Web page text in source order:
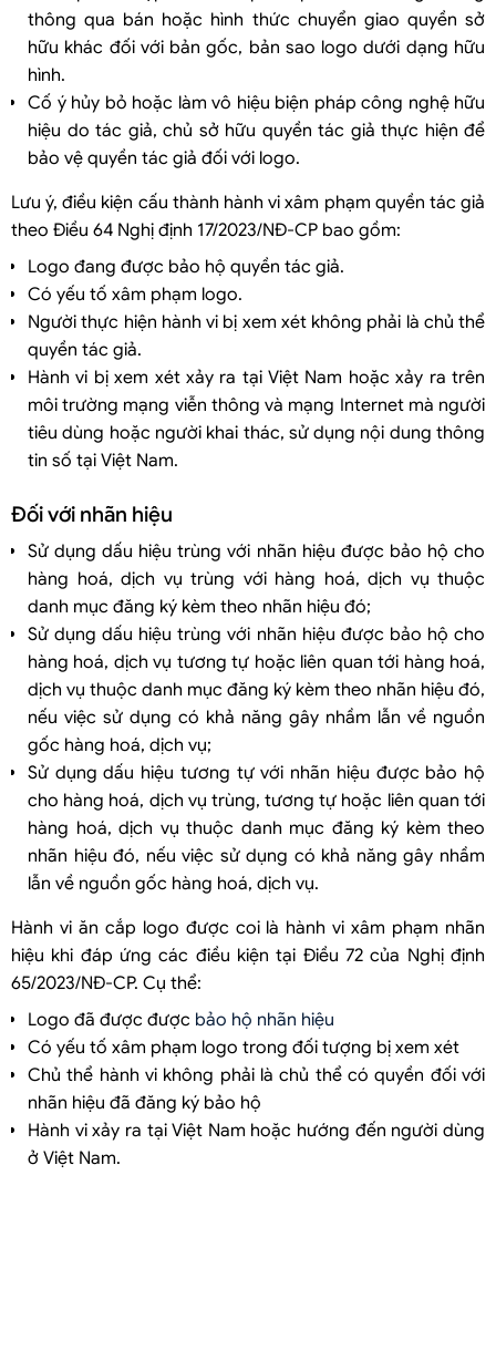
thông qua bán hoặc hình thức chuyển giao quyền sở
hữu khác đối với bản gốc, bản sao logo dưới dạng hữu
hình.
Cố ý hủy bỏ hoặc làm vô hiệu biện pháp công nghệ hữu
hiệu do tác giả, chủ sở hữu quyền tác giả thực hiện để
bảo vệ quyền tác giả đối với logo.
Lưu ý, điều kiện cấu thành hành vi xâm phạm quyền tác giả
theo Điều 64 Nghị định 17/2023/NĐ-CP bao gồm:
Logo đang được bảo hộ quyền tác giả.
Có yếu tố xâm phạm logo.
Người thực hiện hành vi bị xem xét không phải là chủ thể
quyền tác giả.
Hành vi bị xem xét xảy ra tại Việt Nam hoặc xảy ra trên
môi trường mạng viễn thông và mạng Internet mà người
tiêu dùng hoặc người khai thác, sử dụng nội dung thông
tin số tại Việt Nam.
Đối với nhãn hiệu
Sử dụng dấu hiệu trùng với nhãn hiệu được bảo hộ cho
hàng hoá, dịch vụ trùng với hàng hoá, dịch vụ thuộc
danh mục đăng ký kèm theo nhãn hiệu đó;
Sử dụng dấu hiệu trùng với nhãn hiệu được bảo hộ cho
hàng hoá, dịch vụ tương tự hoặc liên quan tới hàng hoá,
dịch vụ thuộc danh mục đăng ký kèm theo nhãn hiệu đó,
nếu việc sử dụng có khả năng gây nhầm lẫn về nguồn
gốc hàng hoá, dịch vụ;
Sử dụng dấu hiệu tương tự với nhãn hiệu được bảo hộ
cho hàng hoá, dịch vụ trùng, tương tự hoặc liên quan tới
hàng hoá, dịch vụ thuộc danh mục đăng ký kèm theo
nhãn hiệu đó, nếu việc sử dụng có khả năng gây nhầm
lẫn về nguồn gốc hàng hoá, dịch vụ.
Hành vi ăn cắp logo được coi là hành vi xâm phạm nhãn
hiệu khi đáp ứng các điều kiện tại Điều 72 của Nghị định
65/2023/NĐ-CP. Cụ thể:
Logo đã được được bảo hộ nhãn hiệu
Có yếu tố xâm phạm logo trong đối tượng bị xem xét
Chủ thể hành vi không phải là chủ thể có quyền đối với
nhãn hiệu đã đăng ký bảo hộ
Hành vi xảy ra tại Việt Nam hoặc hướng đến người dùng
ở Việt Nam.